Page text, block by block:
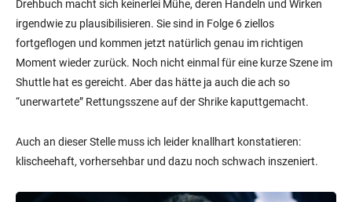
Drehbuch macht sich keinerlei Mühe, deren Handeln und Wirken
irgendwie zu plausibilisieren. Sie sind in Folge 6 ziellos
fortgeflogen und kommen jetzt natürlich genau im richtigen
Moment wieder zurück. Noch nicht einmal für eine kurze Szene im
Shuttle hat es gereicht. Aber das hätte ja auch die ach so
“unerwartete” Rettungsszene auf der Shrike kaputtgemacht.
Auch an dieser Stelle muss ich leider knallhart konstatieren:
klischeehaft, vorhersehbar und dazu noch schwach inszeniert.